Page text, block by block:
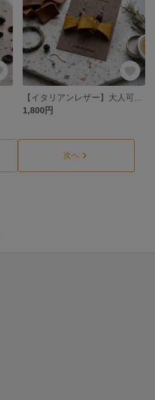
1,800円
次へ